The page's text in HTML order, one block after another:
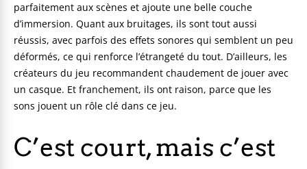
parfaitement aux scènes et ajoute une belle couche
d’immersion. Quant aux bruitages, ils sont tout aussi
réussis, avec parfois des effets sonores qui semblent un peu
déformés, ce qui renforce l’étrangeté du tout. D’ailleurs, les
créateurs du jeu recommandent chaudement de jouer avec
un casque. Et franchement, ils ont raison, parce que les
sons jouent un rôle clé dans ce jeu.
C’est court, mais c’est